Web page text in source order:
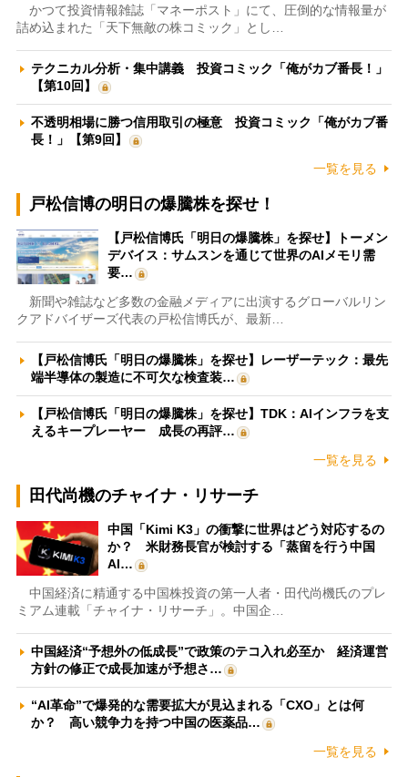
かつて投資情報雑誌「マネーポスト」にて、圧倒的な情報量が
詰め込まれた「天下無敵の株コミック」とし…
テクニカル分析・集中講義 投資コミック「俺がカブ番長！」
【第10回】
不透明相場に勝つ信用取引の極意 投資コミック「俺がカブ番
長！」【第9回】
一覧を見る
戸松信博の明日の爆騰株を探せ！
【戸松信博氏「明日の爆騰株」を探せ】トーメン
デバイス：サムスンを通じて世界のAIメモリ需
要…
新聞や雑誌など多数の金融メディアに出演するグローバルリン
クアドバイザーズ代表の戸松信博氏が、最新…
【戸松信博氏「明日の爆騰株」を探せ】レーザーテック：最先
端半導体の製造に不可欠な検査装…
【戸松信博氏「明日の爆騰株」を探せ】TDK：AIインフラを支
えるキープレーヤー 成長の再評…
一覧を見る
田代尚機のチャイナ・リサーチ
中国「Kimi K3」の衝撃に世界はどう対応するの
か？ 米財務長官が検討する「蒸留を行う中国
AI…
中国経済に精通する中国株投資の第一人者・田代尚機氏のプレ
ミアム連載「チャイナ・リサーチ」。中国企…
中国経済“予想外の低成長”で政策のテコ入れ必至か 経済運営
方針の修正で成長加速が予想さ…
“AI革命”で爆発的な需要拡大が見込まれる「CXO」とは何
か？ 高い競争力を持つ中国の医薬品…
一覧を見る